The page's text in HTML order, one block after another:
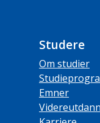
Studere
Om studier
Emner